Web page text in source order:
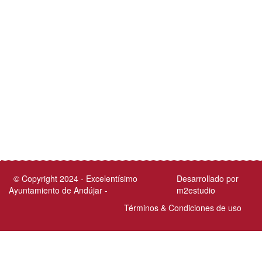
Desarrollado por
m2estudio
© Copyright 2024 - Excelentísimo
Ayuntamiento de Andújar -
Términos & Condiciones de uso